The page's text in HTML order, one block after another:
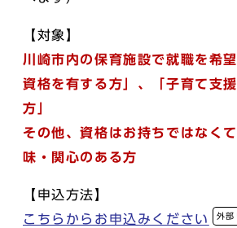
【対象】
川崎市内の保育施設で就職を希
資格を有する方」、「子育て支
方」
その他、資格はお持ちではなく
味・関心のある方
【申込方法】
こちらからお申込みください
外部